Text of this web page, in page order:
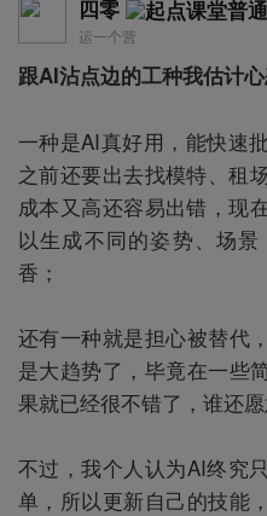
四零
运一个营
跟AI沾点边的工种我估计
一种是AI真好用，能快速
之前还要出去找模特、租
成本又高还容易出错，现
以生成不同的姿势、场景
香；
还有一种就是担心被替代
是大趋势了，毕竟在一些
果就已经很不错了，谁还
不过，我个人认为AI终究
单，所以更新自己的技能